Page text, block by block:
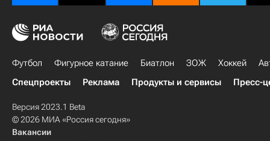
Футбол Фигурное катание Биатлон ЗОЖ Хоккей
Спецпроекты
Реклама Продукты и сервисы Пресс-
Версия 2023.1 Beta
© 2026 МИА «Россия сегодня»
Вакансии